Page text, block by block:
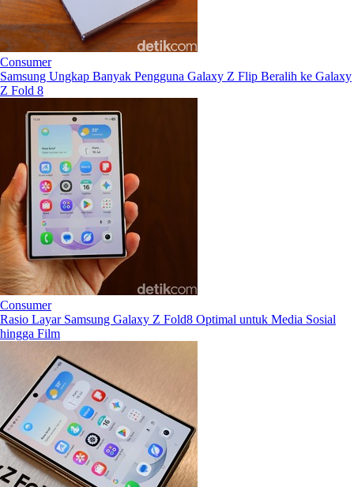
Consumer
Samsung Ungkap Banyak Pengguna Galaxy Z Flip Beralih ke Galaxy
Z Fold 8
Consumer
Rasio Layar Samsung Galaxy Z Fold8 Optimal untuk Media Sosial
hingga Film